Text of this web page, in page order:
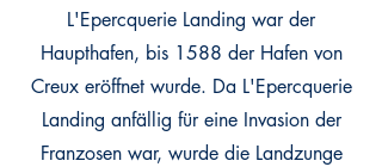
L'Epercquerie Landing war der
Haupthafen, bis 1588 der Hafen von
Creux eröffnet wurde. Da L'Epercquerie
Landing anfällig für eine Invasion der
Franzosen war, wurde die Landzunge